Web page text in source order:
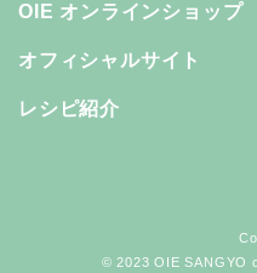
OIE オンラインショップ
オフィシャルサイト
レシピ紹介
© 2023 OIE SANGYO